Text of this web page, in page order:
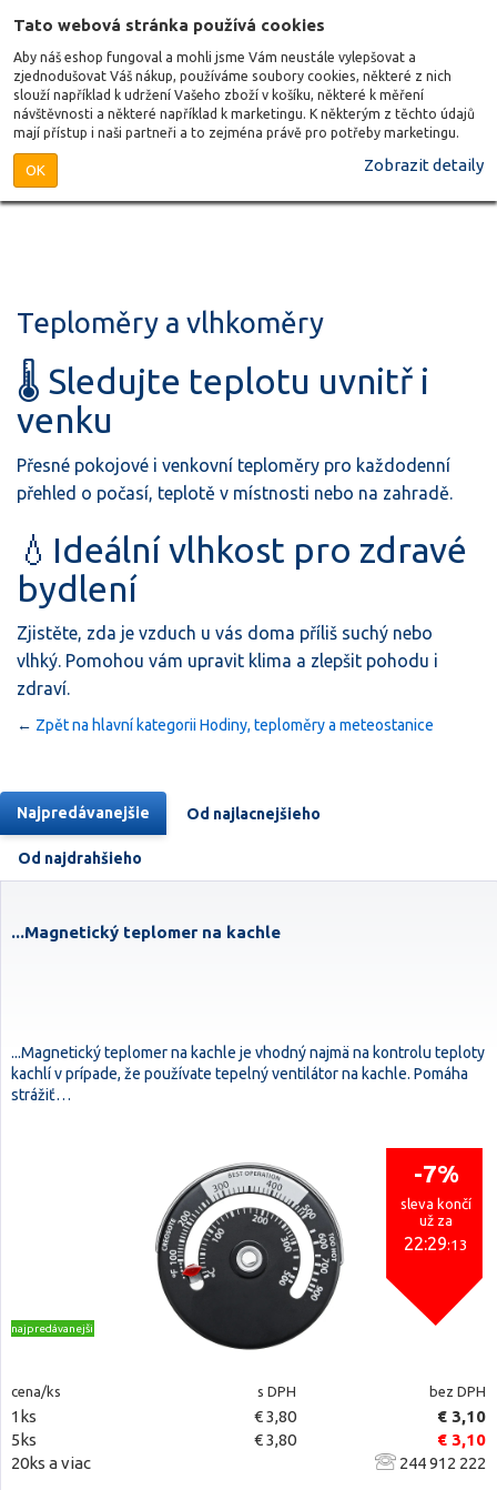
Tato webová stránka používá cookies
Aby náš eshop fungoval a mohli jsme Vám neustále vylepšovat a
zjednodušovat Váš nákup, používáme soubory cookies, některé z nich
slouží například k udržení Vašeho zboží v košíku, některé k měření
návštěvnosti a některé například k marketingu. K některým z těchto údajů
mají přístup i naši partneři a to zejména právě pro potřeby marketingu.
OK Zobrazit detaily
Teploměry a vlhkoměry
🌡️ Sledujte teplotu uvnitř i
venku
Přesné pokojové i venkovní teploměry pro každodenní
přehled o počasí, teplotě v místnosti nebo na zahradě.
💧Ideální vlhkost pro zdravé
bydlení
Zjistěte, zda je vzduch u vás doma příliš suchý nebo
vlhký. Pomohou vám upravit klima a zlepšit pohodu i
zdraví.
← Zpět na hlavní kategorii Hodiny, teploměry a meteostanice
Najpredávanejšie Od najlacnejšieho
Od najdrahšieho
...Magnetický teplomer na kachle
...Magnetický teplomer na kachle je vhodný najmä na kontrolu teploty
kachlí v prípade, že používate tepelný ventilátor na kachle. Pomáha
strážiť…
-7%
sleva končí
už za
22:29:12
najpredávanejšie
cena/ks s DPH bez DPH
1ks € 3,80
€ 3,10
5ks
€ 3,80
€ 3,10
20ks a viac
244 912 222